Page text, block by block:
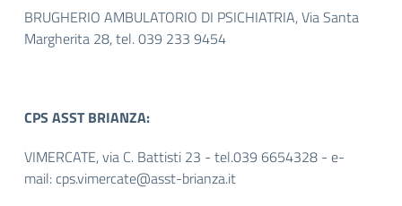
BRUGHERIO AMBULATORIO DI PSICHIATRIA, Via Santa
Margherita 28, tel. 039 233 9454
CPS ASST BRIANZA:
VIMERCATE, via C. Battisti 23 - tel.039 6654328 - e-
mail: cps.vimercate@asst-brianza.it